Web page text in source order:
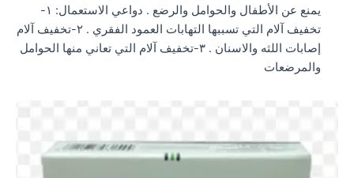
يمنع عن الأطفال والحوامل والرضع . دواعي الاستعمال: ١-
تخفيف آلام التي تسببها التهابات العمود الفقري . ٢-تخفيف آلام
إصابات اللثه والاسنان . ٣-تخفيف آلام التي تعاني منها الحوامل
والمرضعات